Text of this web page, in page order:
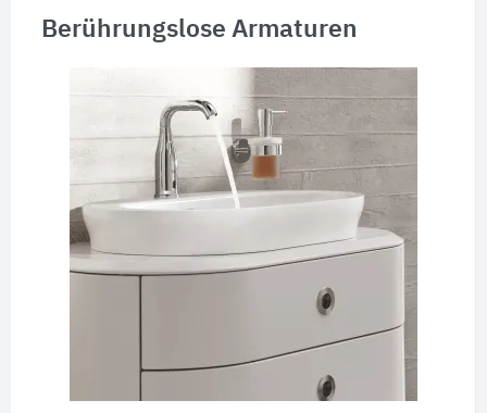
Berührungslose Armaturen